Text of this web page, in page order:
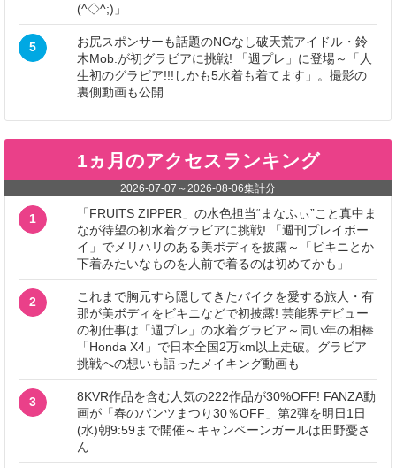
(^◇^;)」
5
お尻スポンサーも話題のNGなし破天荒アイドル・鈴
木Mob.が初グラビアに挑戦! 「週プレ」に登場～「人
生初のグラビア!!!しかも5水着も着てます」。撮影の
裏側動画も公開
1ヵ月のアクセスランキング
2026-07-07 ～2026-08-06集計分
1
「FRUITS ZIPPER」の水色担当“まなふぃ”こと真中ま
なが待望の初水着グラビアに挑戦! 「週刊プレイボー
イ」でメリハリのある美ボディを披露～「ビキニとか
下着みたいなものを人前で着るのは初めてかも」
2
これまで胸元すら隠してきたバイクを愛する旅人・有
那が美ボディをビキニなどで初披露! 芸能界デビュー
の初仕事は「週プレ」の水着グラビア～同い年の相棒
「Honda X4」で日本全国2万km以上走破。グラビア
挑戦への想いも語ったメイキング動画も
3
8KVR作品を含む人気の222作品が30%OFF! FANZA動
画が「春のパンツまつり30％OFF」第2弾を明日1日
(水)朝9:59まで開催～キャンペーンガールは田野憂さ
ん